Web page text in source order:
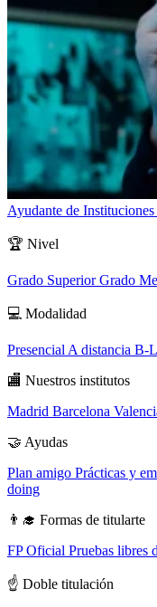
Ayudante de
🏆 Nivel
Grado SuperiorGrado
💻 Modalidad
Presencial A distancia B-
🏬 Nuestros institutos
Madrid Barcelona
🤝 Ayudas
Plan amigo Prácticas y
doing
👨‍🎓 Formas de titularte
FP Oficial Pruebas libres
☝️ Doble titulación